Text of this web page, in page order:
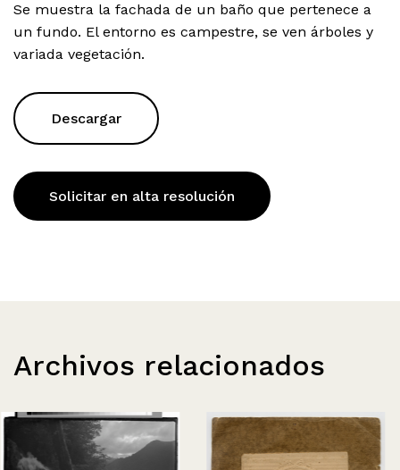
Se muestra la fachada de un baño que pertenece a
un fundo. El entorno es campestre, se ven árboles y
variada vegetación.
Descargar
Solicitar en alta resolución
Archivos relacionados